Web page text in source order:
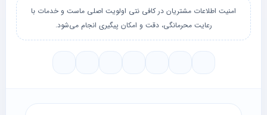
امنیت اطلاعات مشتریان در کافی نتی اولویت اصلی ماست و خدمات با
رعایت محرمانگی، دقت و امکان پیگیری انجام می‌شود.